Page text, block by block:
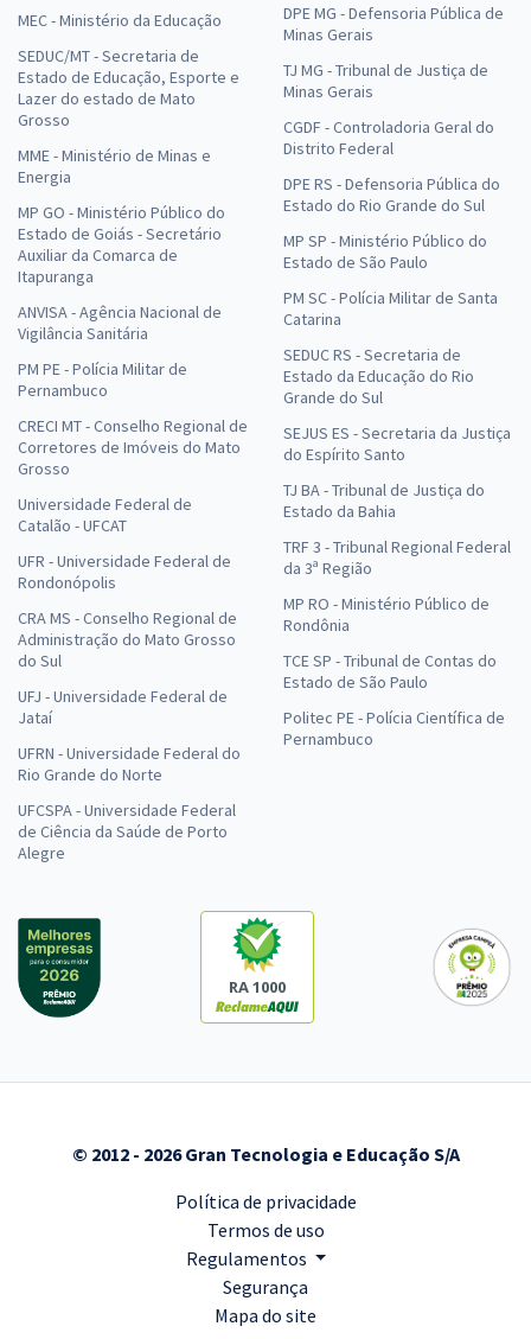
MEC - Ministério da Educação
SEDUC/MT - Secretaria de
Estado de Educação, Esporte e
Lazer do estado de Mato
Grosso
MME - Ministério de Minas e
Energia
MP GO - Ministério Público do
Estado de Goiás - Secretário
Auxiliar da Comarca de
Itapuranga
ANVISA - Agência Nacional de
Vigilância Sanitária
PM PE - Polícia Militar de
Pernambuco
CRECI MT - Conselho Regional de
Corretores de Imóveis do Mato
Grosso
Universidade Federal de
Catalão - UFCAT
UFR - Universidade Federal de
Rondonópolis
CRA MS - Conselho Regional de
Administração do Mato Grosso
do Sul
UFJ - Universidade Federal de
Jataí
UFRN - Universidade Federal do
Rio Grande do Norte
UFCSPA - Universidade Federal
de Ciência da Saúde de Porto
Alegre
DPE MG - Defensoria Pública de
Minas Gerais
TJ MG - Tribunal de Justiça de
Minas Gerais
CGDF - Controladoria Geral do
Distrito Federal
DPE RS - Defensoria Pública do
Estado do Rio Grande do Sul
MP SP - Ministério Público do
Estado de São Paulo
PM SC - Polícia Militar de Santa
Catarina
SEDUC RS - Secretaria de
Estado da Educação do Rio
Grande do Sul
SEJUS ES - Secretaria da Justiça
do Espírito Santo
TJ BA - Tribunal de Justiça do
Estado da Bahia
TRF 3 - Tribunal Regional Federal
da 3ª Região
MP RO - Ministério Público de
Rondônia
TCE SP - Tribunal de Contas do
Estado de São Paulo
Politec PE - Polícia Científica de
Pernambuco
RA 1000
© 2012 - 2026 Gran Tecnologia e Educação S/A
Política de privacidade
Termos de uso
Regulamentos
Segurança
Mapa do site